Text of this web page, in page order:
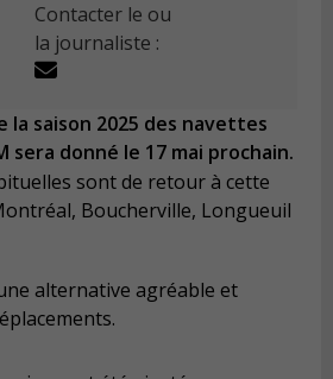
Contacter le ou
la journaliste :
la saison 2025 des navettes
sera donné le 17 mai prochain.
sont de retour à cette
Boucherville, Longueuil
alternative agréable et